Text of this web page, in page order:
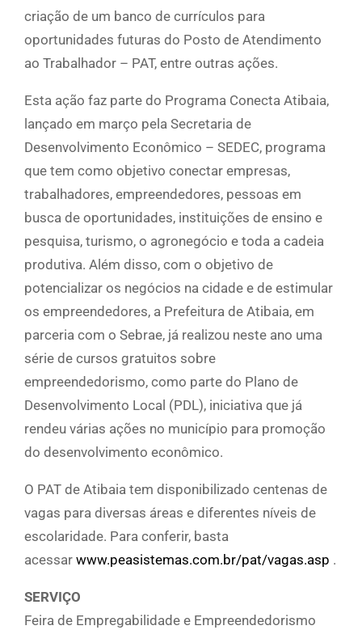
criação de um banco de currículos para
oportunidades futuras do Posto de Atendimento
ao Trabalhador – PAT, entre outras ações.
Esta ação faz parte do Programa Conecta Atibaia,
lançado em março pela Secretaria de
Desenvolvimento Econômico – SEDEC, programa
que tem como objetivo conectar empresas,
trabalhadores, empreendedores, pessoas em
busca de oportunidades, instituições de ensino e
pesquisa, turismo, o agronegócio e toda a cadeia
produtiva. Além disso, com o objetivo de
potencializar os negócios na cidade e de estimular
os empreendedores, a Prefeitura de Atibaia, em
parceria com o Sebrae, já realizou neste ano uma
série de cursos gratuitos sobre
empreendedorismo, como parte do Plano de
Desenvolvimento Local (PDL), iniciativa que já
rendeu várias ações no município para promoção
do desenvolvimento econômico.
O PAT de Atibaia tem disponibilizado centenas de
vagas para diversas áreas e diferentes níveis de
escolaridade. Para conferir, basta
acessar www.peasistemas.com.br/pat/vagas.asp .
SERVIÇO
Feira de Empregabilidade e Empreendedorismo